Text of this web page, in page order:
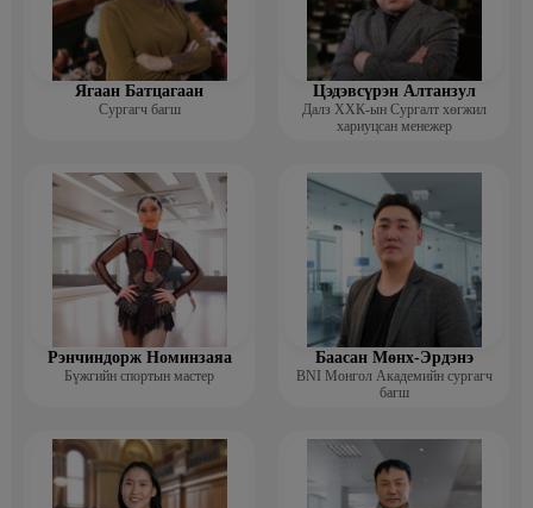
Ягаан Батцагаан
Сургагч багш
Цэдэвсүрэн Алтанзул
Далз ХХК-ын Сургалт хөгжил
хариуцсан менежер
Рэнчиндорж Номинзаяа
Бүжгийн спортын мастер
Баасан Мөнх-Эрдэнэ
BNI Монгол Академийн сургагч
багш